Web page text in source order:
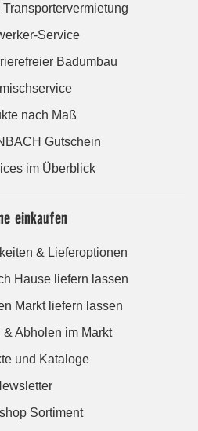
Service
Badumbau
nach Maß
Gutschein
im Überblick
einkaufen
& Lieferoptionen
Hause liefern lassen
Markt liefern lassen
& Abholen im Markt
und Kataloge
Sortiment